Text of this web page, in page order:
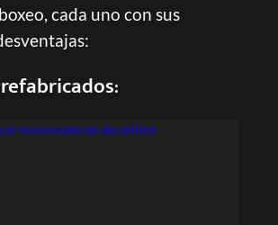
cada uno con sus